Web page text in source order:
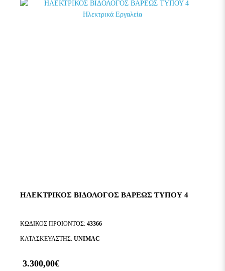
ΗΛΕΚΤΡΙΚΟΣ ΒΙΔΟΛΟΓΟΣ ΒΑΡΕΩΣ ΤΥΠΟΥ 4
ΚΩΔΙΚΟΣ ΠΡΟΙΟΝΤΟΣ: 43366
ΚΑΤΑΣΚΕΥΑΣΤΗΣ: UNIMAC
3.300,00€